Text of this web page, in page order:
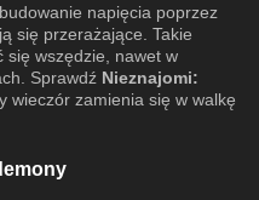
napięcia poprzez
się przerażające. Takie
się wszędzie, nawet w
Sprawdź Nieznajomi:
wieczór zamienia się w walkę